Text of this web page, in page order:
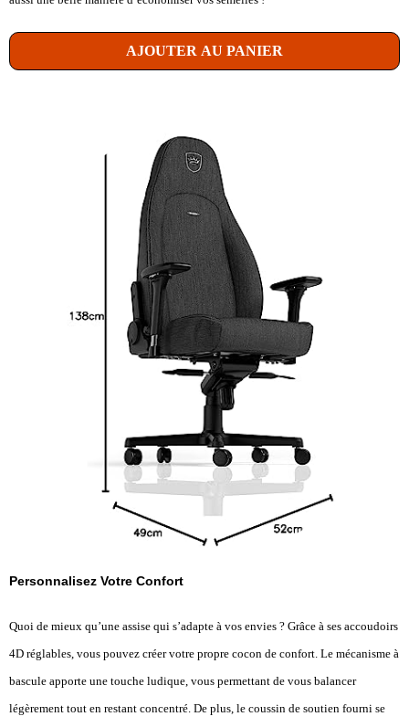
AJOUTER AU PANIER
Personnalisez Votre Confort
Quoi de mieux qu’une assise qui s’adapte à vos envies ? Grâce à ses accoudoirs
4D réglables, vous pouvez créer votre propre cocon de confort. Le mécanisme à
bascule apporte une touche ludique, vous permettant de vous balancer
légèrement tout en restant concentré. De plus, le coussin de soutien fourni se